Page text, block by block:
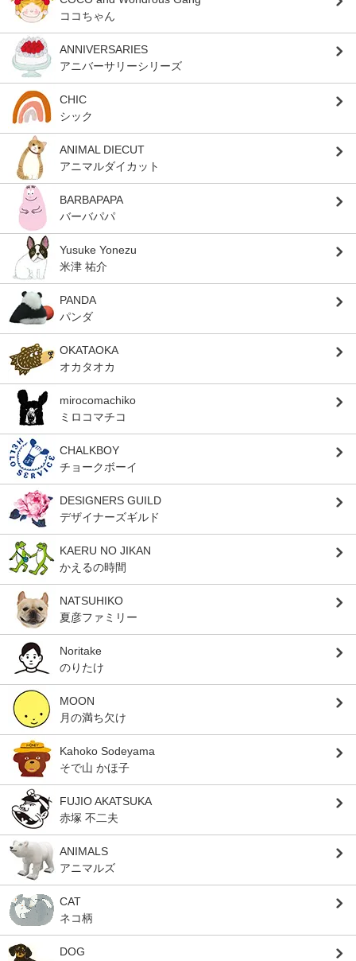
ココちゃん
ANNIVERSARIES
アニバーサリーシリーズ
CHIC
シック
ANIMAL DIECUT
アニマルダイカット
BARBAPAPA
バーバパパ
Yusuke Yonezu
米津 祐介
PANDA
パンダ
OKATAOKA
オカタオカ
mirocomachiko
ミロコマチコ
CHALKBOY
チョークボーイ
DESIGNERS GUILD
デザイナーズギルド
KAERU NO JIKAN
かえるの時間
NATSUHIKO
夏彦ファミリー
Noritake
のりたけ
MOON
月の満ち欠け
Kahoko Sodeyama
そで山 かほ子
FUJIO AKATSUKA
赤塚 不二夫
ANIMALS
アニマルズ
CAT
ネコ柄
DOG